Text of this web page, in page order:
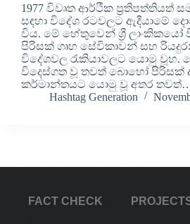
1977 විවෘත ආර්ථීක ප්‍රතිපත්තියත්
සඳහා විදේශ රටවලට ඇදීයාමේ
විය. මේ හේතුවෙන් ශ්‍රී ලාංකිකයෝ
පිරිසක් ගෘහ සේවිකාවන් සහ
විදේශවල රැකියාවලට යොමු වූහ.
විදෙස්ගත වූ තවත් බොහෝ පිරිසක්
කර්මාන්තයට යොමු වූ අතර
Hashtag Generation
FACT CHECK